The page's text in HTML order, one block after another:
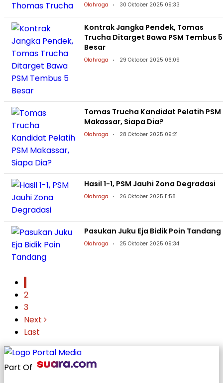
Olahraga 30 Oktober 2025 09:33
Kontrak Jangka Pendek, Tomas
Trucha Ditarget Bawa PSM Tembus 5
Besar
Olahraga 29 Oktober 2025 06:09
Tomas Trucha Kandidat Pelatih PSM
Makassar, Siapa Dia?
Olahraga 28 Oktober 2025 09:21
Hasil 1-1, PSM Jauhi Zona Degradasi
Olahraga 26 Oktober 2025 11:58
Pasukan Juku Eja Bidik Poin Tandang
Olahraga 25 Oktober 2025 09:34
2
3
Next
Last
Part Of